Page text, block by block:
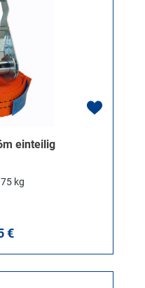
einteilig
kg
Preis:
€